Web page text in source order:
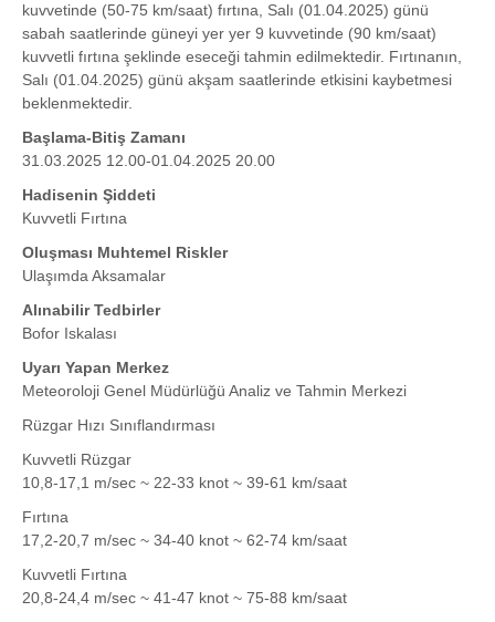
kuvvetinde (50-75 km/saat) fırtına, Salı (01.04.2025) günü
sabah saatlerinde güneyi yer yer 9 kuvvetinde (90 km/saat)
kuvvetli fırtına şeklinde eseceği tahmin edilmektedir. Fırtınanın,
Salı (01.04.2025) günü akşam saatlerinde etkisini kaybetmesi
beklenmektedir.
Başlama-Bitiş Zamanı
31.03.2025 12.00-01.04.2025 20.00
Hadisenin Şiddeti
Kuvvetli Fırtına
Oluşması Muhtemel Riskler
Ulaşımda Aksamalar
Alınabilir Tedbirler
Bofor Iskalası
Uyarı Yapan Merkez
Meteoroloji Genel Müdürlüğü Analiz ve Tahmin Merkezi
Rüzgar Hızı Sınıflandırması
Kuvvetli Rüzgar
10,8-17,1 m/sec ~ 22-33 knot ~ 39-61 km/saat
Fırtına
17,2-20,7 m/sec ~ 34-40 knot ~ 62-74 km/saat
Kuvvetli Fırtına
20,8-24,4 m/sec ~ 41-47 knot ~ 75-88 km/saat